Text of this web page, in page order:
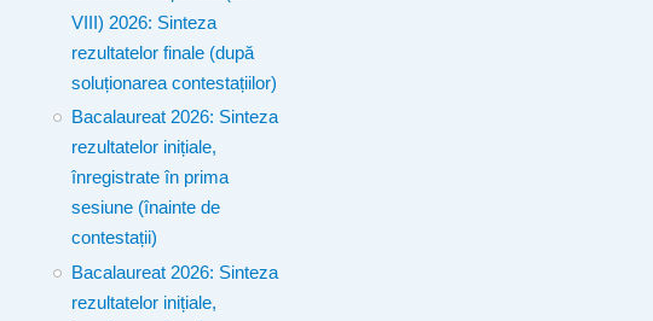
VIII) 2026: Sinteza
rezultatelor finale (după
soluționarea contestațiilor)
Bacalaureat 2026: Sinteza
rezultatelor inițiale,
înregistrate în prima
sesiune (înainte de
contestații)
Bacalaureat 2026: Sinteza
rezultatelor inițiale,